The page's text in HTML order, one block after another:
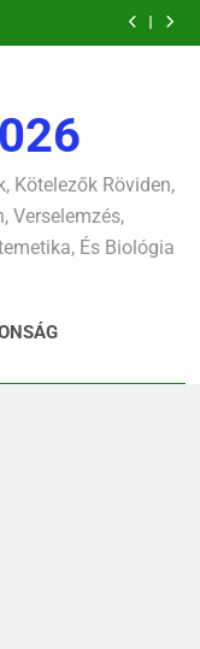
Kötelezők Röviden,
Verselemzés,
És Biológia